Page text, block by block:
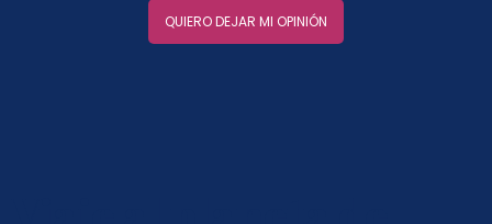
QUIERO DEJAR MI OPINIÓN